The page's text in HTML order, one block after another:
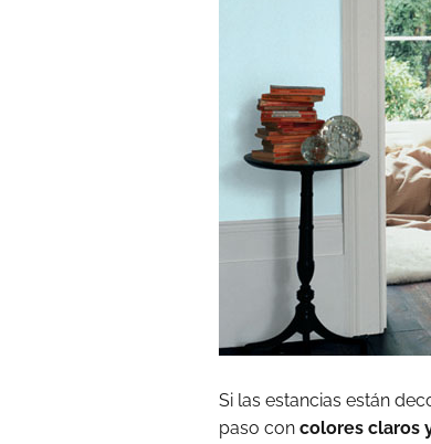
Si las estancias están
paso con colores claros